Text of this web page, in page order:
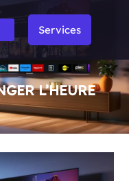
Services
L’HEURE